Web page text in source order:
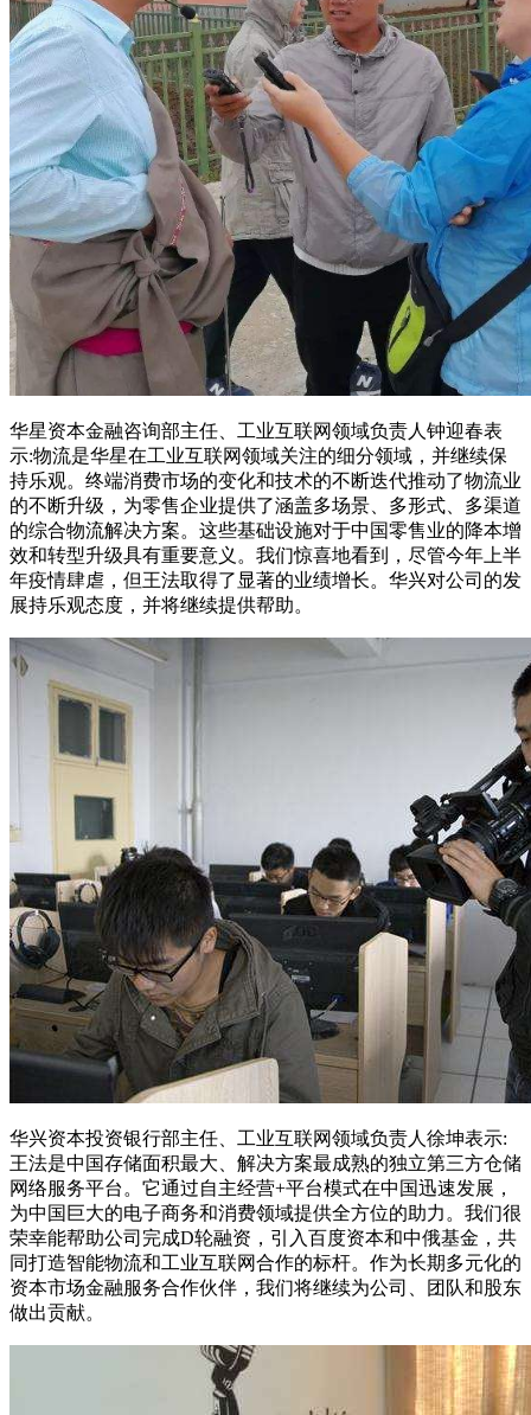
华星资本金融咨询部主任、工业互联网领域负责人钟迎春表
示:物流是华星在工业互联网领域关注的细分领域，并继续保
持乐观。终端消费市场的变化和技术的不断迭代推动了物流业
的不断升级，为零售企业提供了涵盖多场景、多形式、多渠道
的综合物流解决方案。这些基础设施对于中国零售业的降本增
效和转型升级具有重要意义。我们惊喜地看到，尽管今年上半
年疫情肆虐，但王法取得了显著的业绩增长。华兴对公司的发
展持乐观态度，并将继续提供帮助。
华兴资本投资银行部主任、工业互联网领域负责人徐坤表示:
王法是中国存储面积最大、解决方案最成熟的独立第三方仓储
网络服务平台。它通过自主经营+平台模式在中国迅速发展，
为中国巨大的电子商务和消费领域提供全方位的助力。我们很
荣幸能帮助公司完成D轮融资，引入百度资本和中俄基金，共
同打造智能物流和工业互联网合作的标杆。作为长期多元化的
资本市场金融服务合作伙伴，我们将继续为公司、团队和股东
做出贡献。